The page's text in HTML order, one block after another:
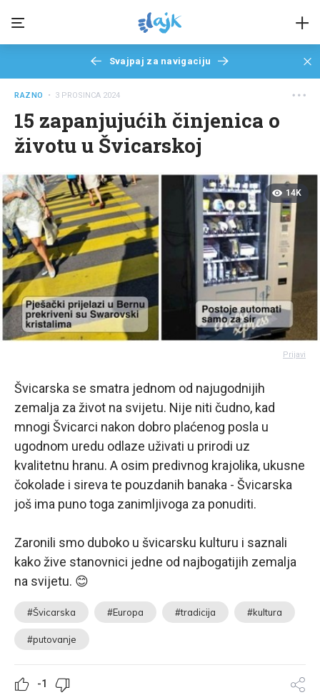
Svajpaj za navigaciju
RAZNO • 3 PROSINCA 2024
15 zapanjujućih činjenica o
životu u Švicarskoj
14K
Prijavi
Švicarska se smatra jednom od najugodnijih
zemalja za život na svijetu. Nije niti čudno, kad
mnogi Švicarci nakon dobro plaćenog posla u
ugodnom uredu odlaze uživati u prirodi uz
kvalitetnu hranu. A osim predivnog krajolika, ukusne
čokolade i sireva te pouzdanih banaka - Švicarska
još ima puno toga zanimljivoga za ponuditi.
Zaronili smo duboko u švicarsku kulturu i saznali
kako žive stanovnici jedne od najbogatijih zemalja
na svijetu. 😊
#Švicarska #Europa #tradicija #kultura
#putovanje
-1